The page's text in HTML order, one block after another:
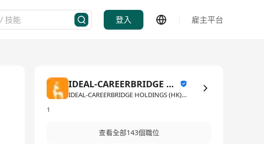
登入 雇主平台
IDEAL-CAREERBRIDGE HOLDINGS (HK) LIMITED
IDEAL-CAREERBRIDGE HOLDINGS (HK) LIMITED·消費品/貿易/分銷
1
查看全部143個職位